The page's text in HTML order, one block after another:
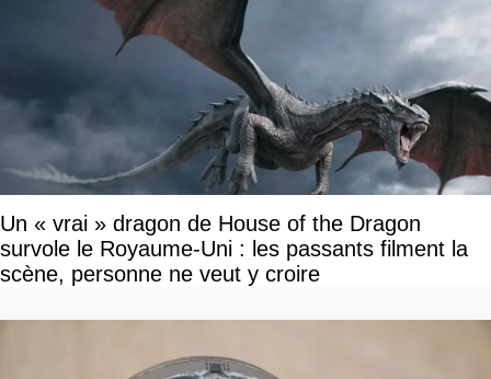
Un « vrai » dragon de House of the Dragon
survole le Royaume-Uni : les passants filment la
scène, personne ne veut y croire